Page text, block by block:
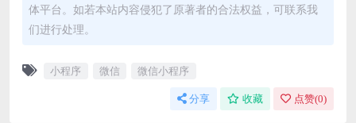
体平台。如若本站内容侵犯了原著者的合法权益，可联系我
们进行处理。
小程序 微信 微信小程序
分享 收藏 点赞(0)